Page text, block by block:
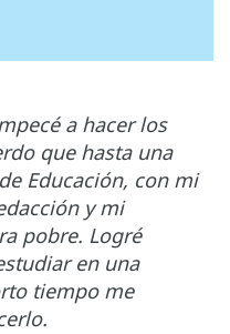
a hacer los
que hasta una
Educación, con mi
y mi
pobre. Logré
en una
tiempo me